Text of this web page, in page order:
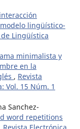
lingüístico-
Lingüística
minimalista y
en la
, Revista
Vol. 15 Núm. 1
Sanchez-
word repetitions